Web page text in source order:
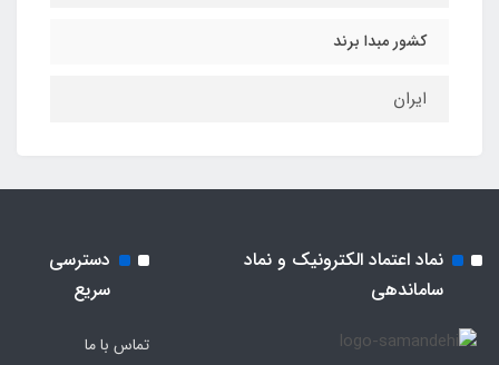
کشور مبدا برند
ایران
نماد اعتماد الکترونیک و نماد
ساماندهی
دسترسی
سریع
تماس با ما